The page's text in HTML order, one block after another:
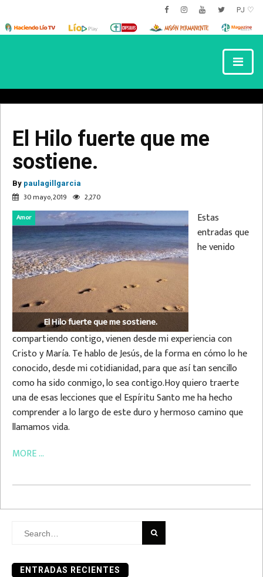
PJ ♡
El Hilo fuerte que me
sostiene.
By paulagillgarcia
30 mayo, 2019 2,270
Amor
El Hilo fuerte que me sostiene.
Estas
entradas que
he venido
compartiendo contigo, vienen desde mi experiencia con
Cristo y María. Te hablo de Jesús, de la forma en cómo lo he
conocido, desde mi cotidianidad, para que así tan sencillo
como ha sido conmigo, lo sea contigo.Hoy quiero traerte
una de esas lecciones que el Espíritu Santo me ha hecho
comprender a lo largo de este duro y hermoso camino que
llamamos vida.
MORE ...
Search
ENTRADAS RECIENTES